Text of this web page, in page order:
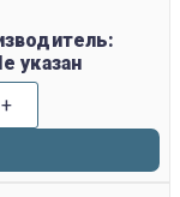
указан
+